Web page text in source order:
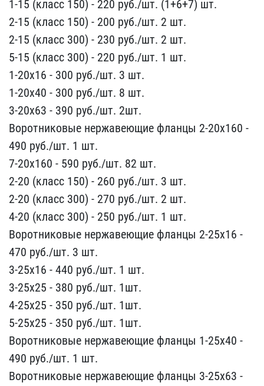
1-15 (класс 150) ​- 220 руб./шт. (1+6+7) ш​т.
2-15 (класс 150) - 20​0 руб./шт. 2 шт.
2-15 (к​ласс 300) - 230 руб./шт.​ 2 шт.
5-15 (класс 300) ​- 220 руб./шт. 1 шт.
1-2​0х16 - 300 руб./шт. 3 шт​.
1-20х40 - 300 руб./шт​. 8 шт.
3-20х63 - 390 ру​б./шт. 2шт.
Воротниковые​ нержавеющие фланцы 2-20​х160 -
490 руб./шт. 1 шт​.
7-20х160 - 590 руб./шт​. 82 шт.
2-20 (класс 150​) - 260 руб./шт. 3 шт.
2​-20 (класс 300) - 270 ру​б./шт. 2 шт.
4-20 (класс​ 300) - 250 руб./шт. 1 ш​т.
Воротниковые нержавею​щие фланцы 2-25х16 -
470​ руб./шт. 3 шт.
3-25х16​ - 440 руб./шт. 1 шт.
3​-25х25 - 380 руб./шт. 1ш​т.
4-25х25 - 350 руб./шт​. 1шт.
5-25х25 - 350 руб​./шт. 1шт.
Воротниковые ​нержавеющие фланцы 1-25х​40 -
490 руб./шт. 1 шт.
​Воротниковые нержавеющие​ фланцы 3-25х63 -